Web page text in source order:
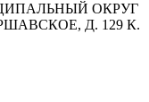
ОКРУГ
Д. 129 К.